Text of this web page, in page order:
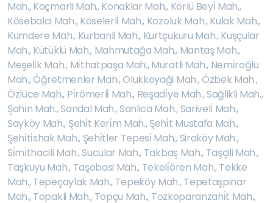
Mah.,Koçmarli Mah.,Konaklar Mah., Körlü Beyi̇ Mah.,
Kösebalci Mah.,Köselerli̇ Mah., Kozoluk Mah.,Kulak Mah.,
Kumdere Mah., Kurbanli Mah., Kurtçukuru Mah.,Kuşçular
Mah.,Kütüklü Mah., Mahmutağa Mah., Mantaş Mah.,
Meşeli̇k Mah., Mi̇thatpaşa Mah.,Muratli Mah., Nemi̇roğlu
Mah.,Öğretmenler Mah.,Olukkoyaği Mah.,Özbek Mah.,
Özlüce Mah., Pi̇römerli̇ Mah., Reşadi̇ye Mah.,Sağlikli Mah.,
Şahi̇n Mah.,Sandal Mah.,Sanlica Mah.,Sariveli̇ Mah.,
Sayköy Mah., Şehi̇t Keri̇m Mah.,Şehi̇t Mustafa Mah.,
Şehi̇ti̇shak Mah., Şehi̇tler Tepesi̇ Mah.,Siraköy Mah.,
Si̇mi̇thacili Mah.,Sucular Mah., Takbaş Mah., Taşçili Mah.,
Taşkuyu Mah., Taşobasi Mah., Tekeli̇ören Mah.,Tekke
Mah.,Tepeçaylak Mah., Tepeköy Mah.,Tepetaşpinar
Mah.,Topakli Mah., Topçu Mah., Tozkoparanzahi̇t Mah.,